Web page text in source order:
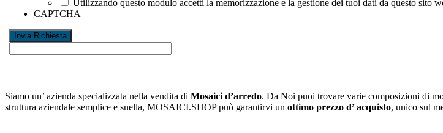
Utilizzando questo modulo accetti la memorizzazione e la gestione dei tuoi dati da questo sito
CAPTCHA
Siamo un’ azienda specializzata nella vendita di Mosaici d’arredo. Da Noi puoi trovare varie composizioni di
struttura aziendale semplice e snella, MOSAICI.SHOP può garantirvi un ottimo prezzo d’ acquisto, unico sul